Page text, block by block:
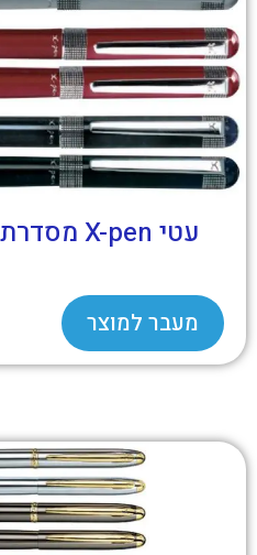
עטי X-pen מסדרת מטריקס Matrix
מעבר למוצר